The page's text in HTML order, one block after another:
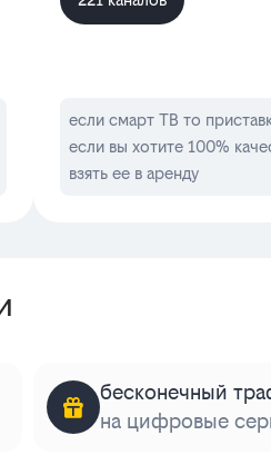
если смарт ТВ то
если вы хотите 100%
взять ее в аренду
бесконечный
на цифровые